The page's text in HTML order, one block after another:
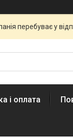
перебуває у
і оплата